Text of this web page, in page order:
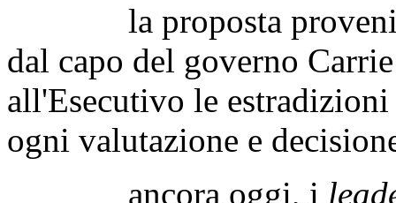
la proposta proveniva
dal capo del governo
all'Esecutivo le
ogni valutazione e
ancora oggi, i